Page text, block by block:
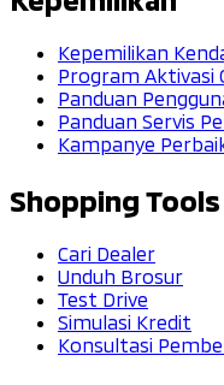
Kepemilikan
Program Aktivasi
Panduan
Panduan Servis
Kampanye
Shopping Tools
Cari Dealer
Unduh Brosur
Test Drive
Simulasi Kredit
Konsultasi